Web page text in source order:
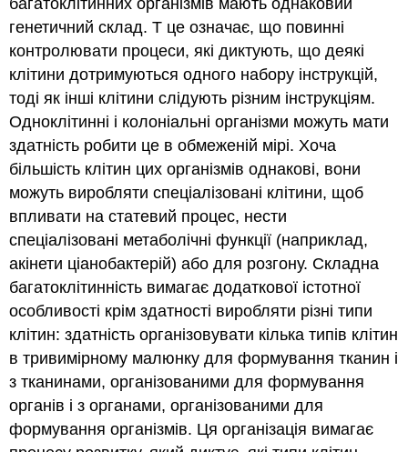
генетичний склад. Т це означає, що повинні
контролювати процеси, які диктують, що деякі
клітини дотримуються одного набору інструкцій,
тоді як інші клітини слідують різним інструкціям.
Одноклітинні і колоніальні організми можуть мати
здатність робити це в обмеженій мірі. Хоча
більшість клітин цих організмів однакові, вони
можуть виробляти спеціалізовані клітини, щоб
впливати на статевий процес, нести
спеціалізовані метаболічні функції (наприклад,
акінети ціанобактерій) або для розгону. Складна
багатоклітинність вимагає додаткової істотної
особливості крім здатності виробляти різні типи
клітин: здатність організовувати кілька типів клітин
в тривимірному малюнку для формування тканин і
з тканинами, організованими для формування
органів і з органами, організованими для
формування організмів. Ця організація вимагає